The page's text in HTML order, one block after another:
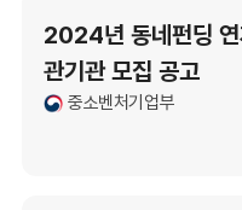
2024년 동네펀딩
관기관 모집 공고
중소벤처기업부